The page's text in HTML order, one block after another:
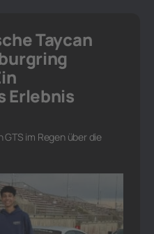
Taycan
Erlebnis
GTS im Regen über die